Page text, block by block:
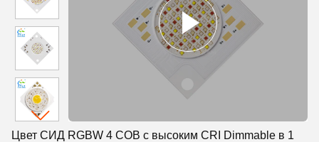
Цвет СИД RGBW 4 COB с высоким CRI Dimmable в 1